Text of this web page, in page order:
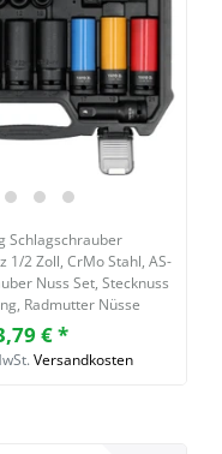
Schlagschrauber
1/2 Zoll, CrMo Stahl, AS-
Nuss Set, Stecknuss
Radmutter Nüsse
€ *
Versandkosten